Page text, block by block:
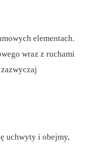
elementach.
wraz z ruchami
uchwyty i obejmy,